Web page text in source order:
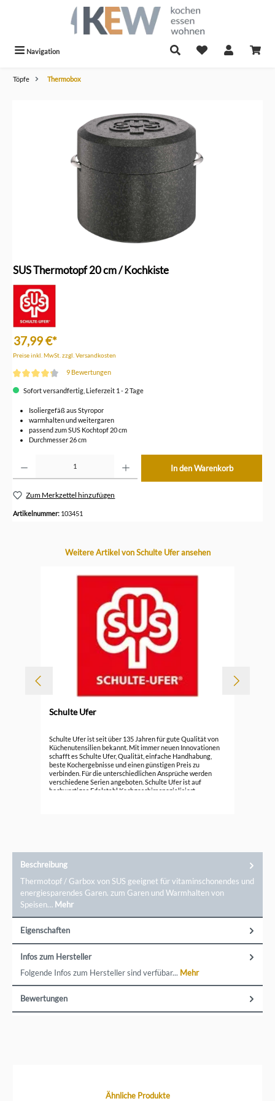
Navigation
Töpfe Thermobox
SUS Thermotopf 20 cm / Kochkiste
37,99 €*
Preise inkl. MwSt. zzgl. Versandkosten
9 Bewertungen
Sofort versandfertig, Lieferzeit 1 - 2 Tage
Isoliergefäß aus Styropor
warmhalten und weitergaren
passend zum SUS Kochtopf 20 cm
Durchmesser 26 cm
In den Warenkorb
Zum Merkzettel hinzufügen
Artikelnummer: 103451
Produktgalerie überspringen
Weitere Artikel von Schulte Ufer ansehen
Schulte Ufer
Schulte Ufer ist seit über 135 Jahren für gute Qualität von
Küchenutensilien bekannt. Mit immer neuen Innovationen
schafft es Schulte Ufer, Qualität, einfache Handhabung,
beste Kochergebnisse und einen günstigen Preis zu
verbinden. Für die unterschiedlichen Ansprüche werden
verschiedene Serien angeboten. Schulte Ufer ist auf
hochwertiges Edelstahl Kochgeschirr spezialisiert.
Beschreibung
Thermotopf / Garbox von SUS geeignet für vitaminschonendes und
energiesparendes Garen. zum Garen und Warmhalten von
Speisen… Mehr
Eigenschaften
Infos zum Hersteller
Folgende Infos zum Hersteller sind verfübar... Mehr
Bewertungen
Produktgalerie überspringenÄhnliche Produkte